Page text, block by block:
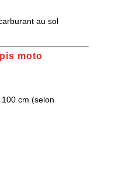
au sol
moto
cm (selon